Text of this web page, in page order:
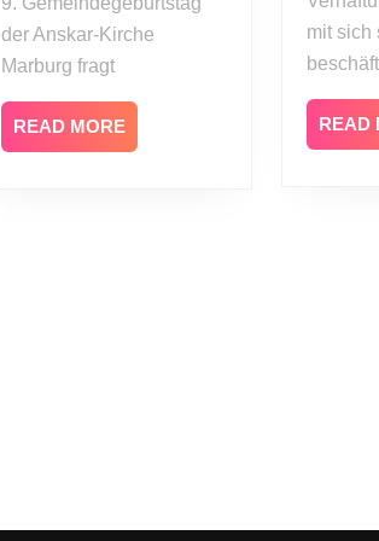
der Anskar-Kirche
Marburg fragt
READ MORE
MORE
mit sich
READ